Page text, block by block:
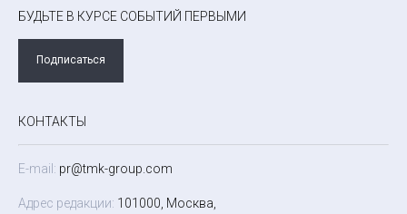
БУДЬТЕ В КУРСЕ СОБЫТИЙ ПЕРВЫМИ
Подписаться
КОНТАКТЫ
E-mail: pr@tmk-group.com
Адрес редакции: 101000, Москва,